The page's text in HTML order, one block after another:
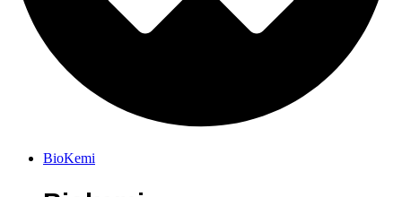
BioKemi